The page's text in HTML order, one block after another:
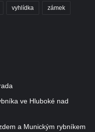
vyhlídka zámek
ve Hluboké nad
a Munickým rybníkem